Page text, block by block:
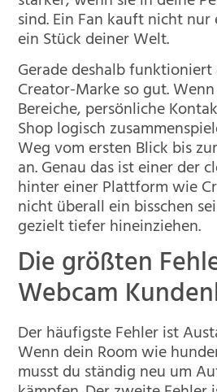
sind. Ein Fan kauft nicht
ein Stück deiner Welt.
Gerade deshalb
Creator-Marke so gut.
Bereiche, persönliche
Shop logisch
Weg vom ersten Blick bis
an. Genau das ist einer der
hinter einer Plattform wie
nicht überall ein bisschen
gezielt tiefer hineinziehen.
Die größten
Webcam
Der häufigste Fehler ist
Wenn dein Room wie
musst du ständig neu um